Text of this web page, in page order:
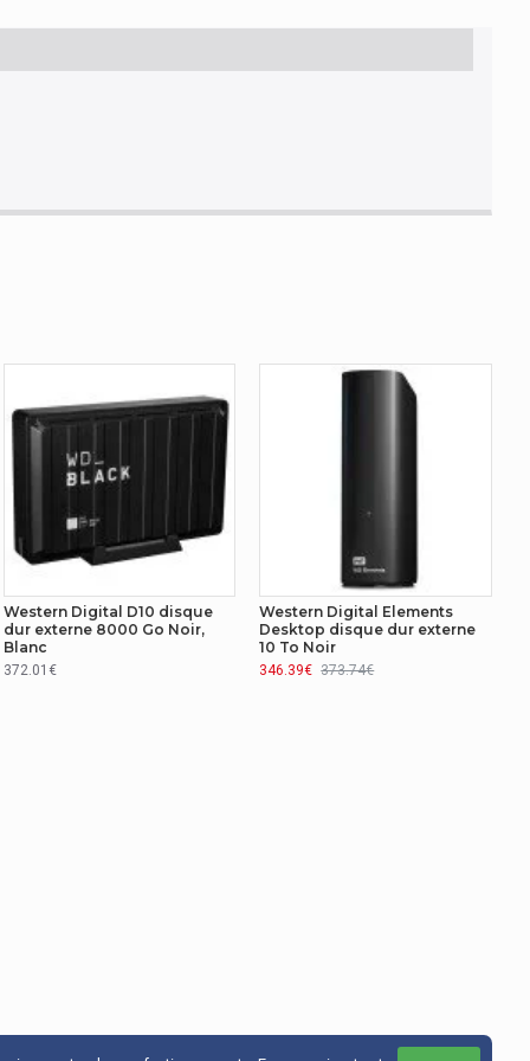
Western Digital D10 disque
dur externe 8000 Go Noir,
Blanc
372.01€
Western Digital Elements
Desktop disque dur externe
10 To Noir
346.39€ 373.74€